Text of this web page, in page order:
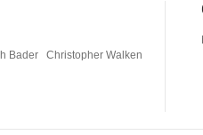
Bader Christopher Walken